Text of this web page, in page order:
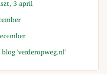
3 april
'verderopweg.nl'